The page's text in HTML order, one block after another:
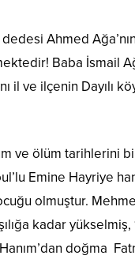
dedesi Ahmed
Baba İsmail
il ve ilçenin Dayılı
ve ölüm tarihlerini
Emine Hayriye
olmuştur.
kadar yükselmiş,
doğma